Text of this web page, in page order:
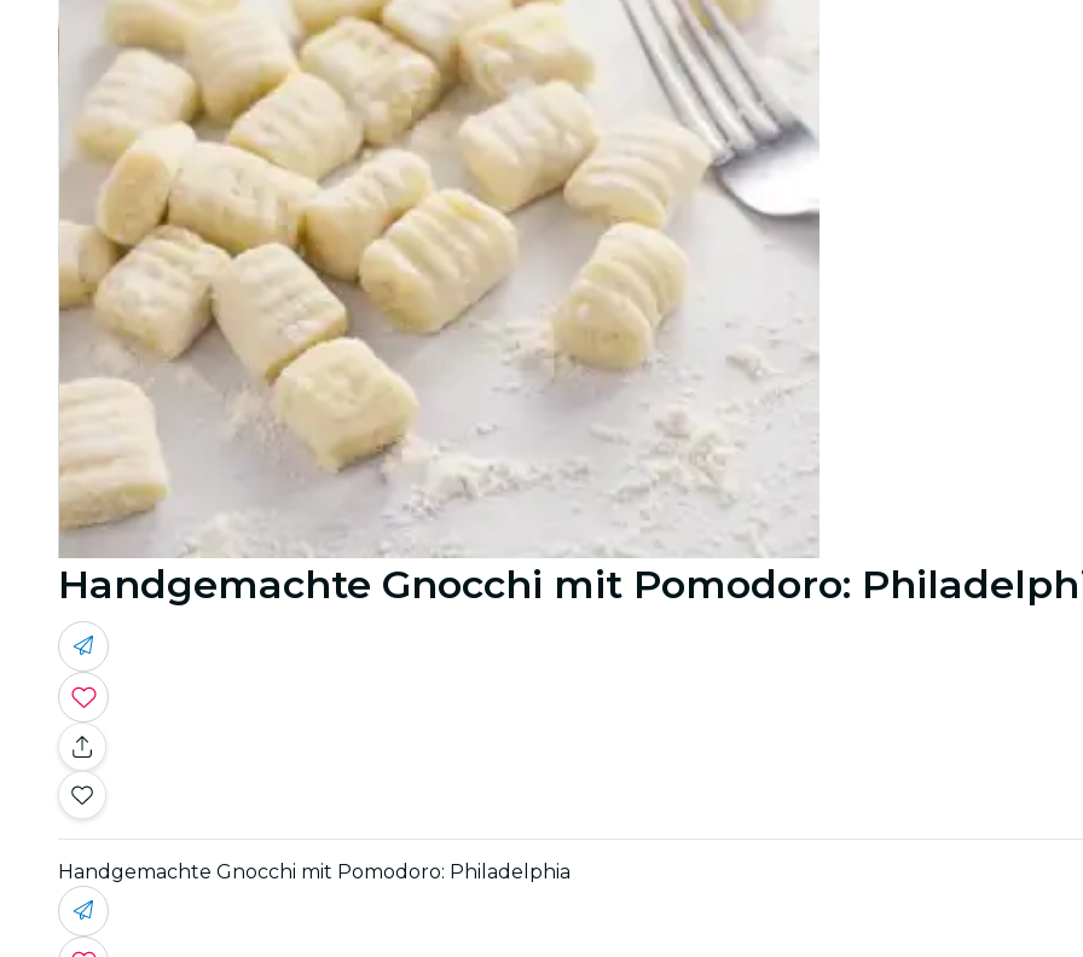
Handgemachte Gnocchi mit Pomodoro:
Handgemachte Gnocchi mit Pomodoro: Philadelphia